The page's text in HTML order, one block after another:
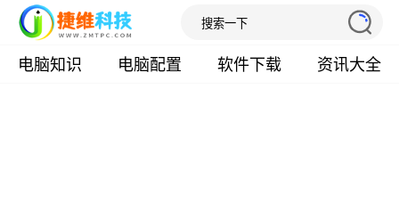
电脑知识 电脑配置 软件下载 资讯大全